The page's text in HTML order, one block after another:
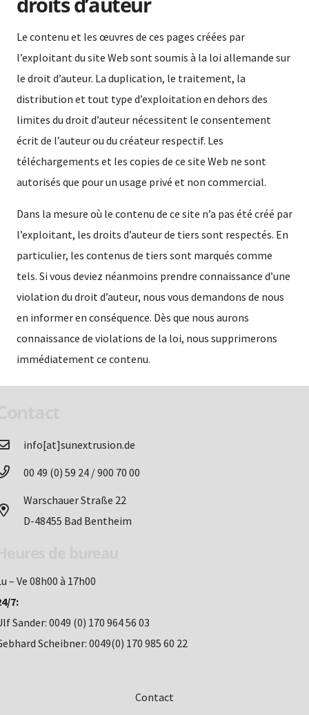
Le contenu et les œuvres de ces pages créées par
l’exploitant du site Web sont soumis à la loi allemande sur
le droit d’auteur. La duplication, le traitement, la
distribution et tout type d’exploitation en dehors des
limites du droit d’auteur nécessitent le consentement
écrit de l’auteur ou du créateur respectif. Les
téléchargements et les copies de ce site Web ne sont
autorisés que pour un usage privé et non commercial.
Dans la mesure où le contenu de ce site n’a pas été créé par
l’exploitant, les droits d’auteur de tiers sont respectés. En
particulier, les contenus de tiers sont marqués comme
tels. Si vous deviez néanmoins prendre connaissance d’une
violation du droit d’auteur, nous vous demandons de nous
en informer en conséquence. Dès que nous aurons
connaissance de violations de la loi, nous supprimerons
immédiatement ce contenu.
info[at]sunextrusion.de
00 49 (0) 59 24 / 900 70 00
Warschauer Straße 22
D-48455 Bad Bentheim
– Ve 08h00 à 17h00
7:
Sander: 0049 (0) 170 964 56 03
Scheibner: 0049(0) 170 985 60 22
Contact